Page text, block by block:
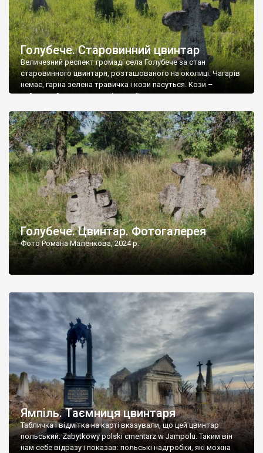
Голубече. Старовинний цвинтар
Величезний респект громаді села Голубече за стан
старовинного цвинтаря, розташованого на околиці. Чагарів
немає, гарна зелена травичка і кози пасуться. Кози –
найкращий регулятор шкідливої, для старих кладовищ,
бруньками, кози ті бруньки обгризають, бо то улюблений
делікатес. На цвинтарі у Голубечому ціла колекція
різноманітних форм хрестів. Село відносно невелике, […]
Голубече. Цвинтар. Фотогалерея
Фото Романа Маленкова, 2024 р.
Ямпіль. Таємниця цвинтаря
Табличка і відмітка на карті вказували, що цей цвинтар
польський. Zabytkowy polski cmentarz w Jampolu. Таким він
нам себе відразу і показав: польські надгробки, які можна